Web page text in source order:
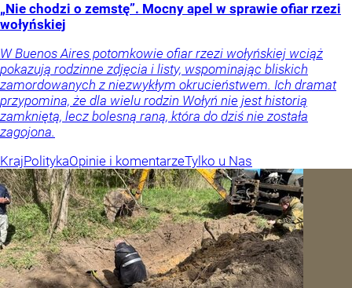
„Nie chodzi o zemstę”. Mocny apel w sprawie ofiar rzezi
wołyńskiej
W Buenos Aires potomkowie ofiar rzezi wołyńskiej wciąż
pokazują rodzinne zdjęcia i listy, wspominając bliskich
zamordowanych z niezwykłym okrucieństwem. Ich dramat
przypomina, że dla wielu rodzin Wołyń nie jest historią
zamkniętą, lecz bolesną raną, która do dziś nie została
zagojona.
KrajPolitykaOpinie i komentarzeTylko u Nas